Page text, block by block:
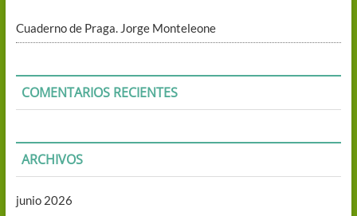
Cuaderno de Praga. Jorge Monteleone
COMENTARIOS RECIENTES
ARCHIVOS
junio 2026